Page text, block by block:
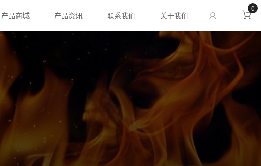
产品商城 产品资讯 联系我们 关于我们
0